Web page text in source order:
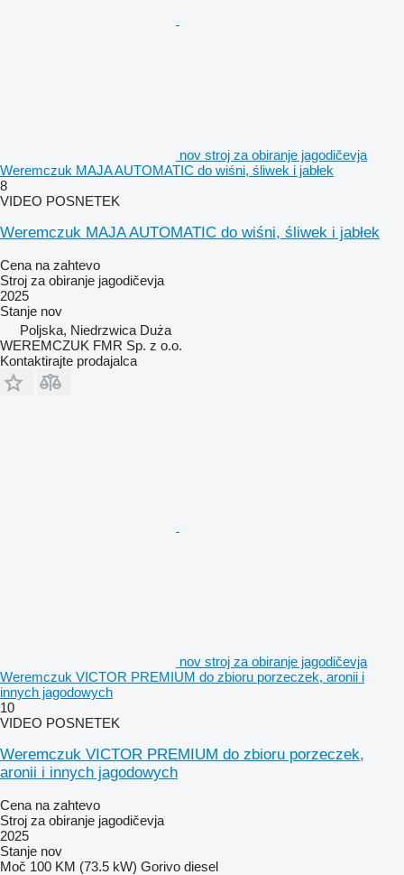
nov stroj za obiranje jagodičevja
Weremczuk MAJA AUTOMATIC do wiśni, śliwek i jabłek
8
VIDEO POSNETEK
Weremczuk MAJA AUTOMATIC do wiśni, śliwek i jabłek
Cena na zahtevo
Stroj za obiranje jagodičevja
2025
Stanje nov
Poljska, Niedrzwica Duża
WEREMCZUK FMR Sp. z o.o.
Kontaktirajte prodajalca
nov stroj za obiranje jagodičevja
Weremczuk VICTOR PREMIUM do zbioru porzeczek, aronii i
innych jagodowych
10
VIDEO POSNETEK
Weremczuk VICTOR PREMIUM do zbioru porzeczek,
aronii i innych jagodowych
Cena na zahtevo
Stroj za obiranje jagodičevja
2025
Stanje nov
Moč 100 KM (73.5 kW) Gorivo diesel